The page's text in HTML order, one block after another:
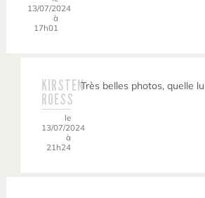
13/07/2024
à
17h01
KIRSTEN
ROESS
le
13/07/2024
à
21h24
Très belles photos, quelle